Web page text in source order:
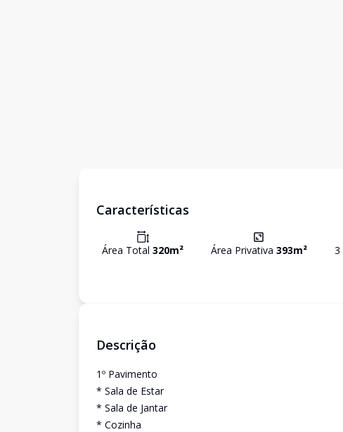
Características
Área Total 320m² Área Privativa 393m² 3
Descrição
1º Pavimento
* Sala de Estar
* Sala de Jantar
* Cozinha